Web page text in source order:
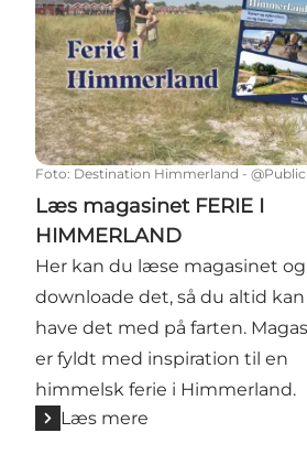
Foto: Destination Himmerland -
Læs magasinet FERIE I
HIMMERLAND
Her kan du læse magasinet og
downloade det, så du altid kan
have det med på farten.
er fyldt med inspiration til en
himmelsk ferie i Himmerland.
Læs mere